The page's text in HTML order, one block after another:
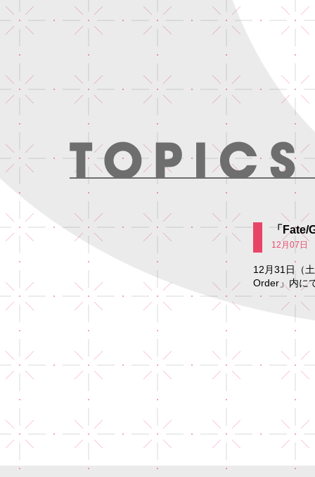
「
12月07日
12月31日（
Order」内に